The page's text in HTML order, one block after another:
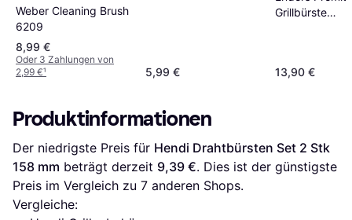
Weber Cleaning Brush
6209
8,99 €
Oder 3 Zahlungen von
2,99 €¹ 5,99 €
Grillbürste
13,90 €
Produktinformationen
Der niedrigste Preis für Hendi Drahtbürsten Set 2 Stk
158 mm beträgt derzeit 9,39 €. Dies ist der günstigste
Preis im Vergleich zu 7 anderen Shops.
Vergleiche: